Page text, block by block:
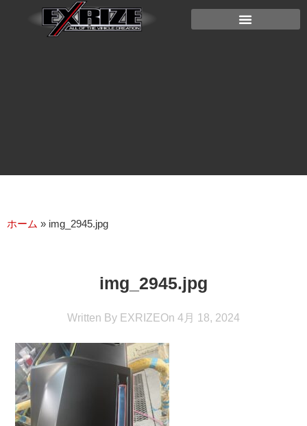
ホーム » img_2945.jpg
img_2945.jpg
Written By EXRIZEOn 4月 18, 2024